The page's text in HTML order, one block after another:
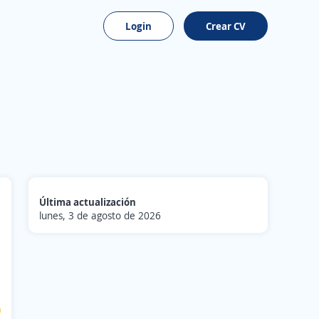
Login Crear CV
Última actualización
lunes, 3 de agosto de 2026